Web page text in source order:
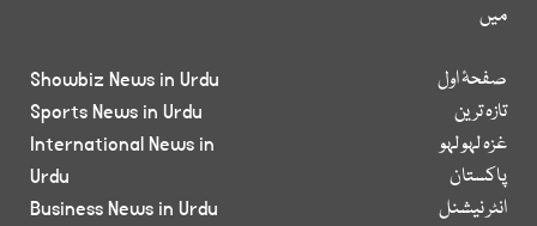
میں
صفحۂ اول
تازہ ترین
غزہ لہو لہو
پاکستان
انٹر نیشنل
Showbiz News in Urdu
Sports News in Urdu
International News in
Urdu
Business News in Urdu